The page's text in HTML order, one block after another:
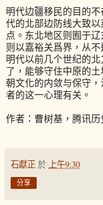
明代边疆移民的目的
代的北部边防线大致
点。东北地区则囿于
则以嘉裕关爲界，从
明代以前几个世纪的
了，能够守住中原的
朝文化的内敛与保守
者的这一心理有关。
作者：曹树基，腾讯历
石獻正 於 上午9:30
分享